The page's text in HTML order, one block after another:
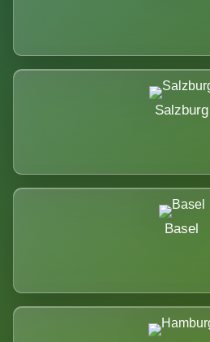
Salzburg
Basel